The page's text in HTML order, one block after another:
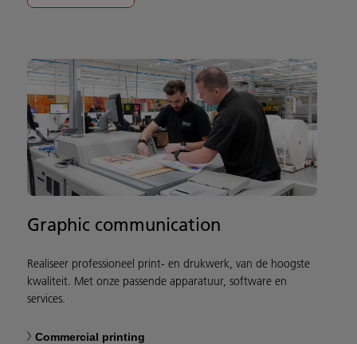
Graphic communication
Realiseer professioneel print- en drukwerk, van de hoogste
kwaliteit. Met onze passende apparatuur, software en
services.
Commercial printing